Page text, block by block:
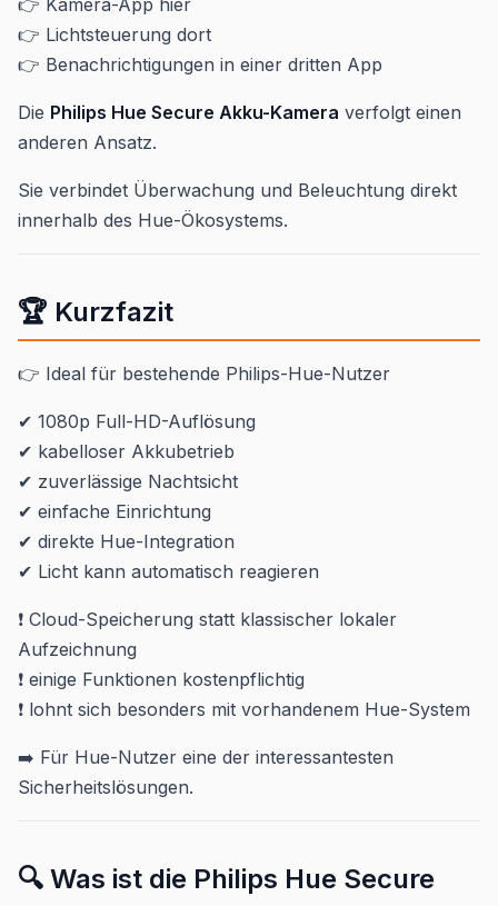
👉 Kamera-App hier
👉 Lichtsteuerung dort
👉 Benachrichtigungen in einer dritten App
Die Philips Hue Secure Akku-Kamera verfolgt einen
anderen Ansatz.
Sie verbindet Überwachung und Beleuchtung direkt
innerhalb des Hue-Ökosystems.
🏆 Kurzfazit
👉 Ideal für bestehende Philips-Hue-Nutzer
✔ 1080p Full-HD-Auflösung
✔ kabelloser Akkubetrieb
✔ zuverlässige Nachtsicht
✔ einfache Einrichtung
✔ direkte Hue-Integration
✔ Licht kann automatisch reagieren
❗ Cloud-Speicherung statt klassischer lokaler
Aufzeichnung
❗ einige Funktionen kostenpflichtig
❗ lohnt sich besonders mit vorhandenem Hue-System
➡️ Für Hue-Nutzer eine der interessantesten
Sicherheitslösungen.
🔍 Was ist die Philips Hue Secure